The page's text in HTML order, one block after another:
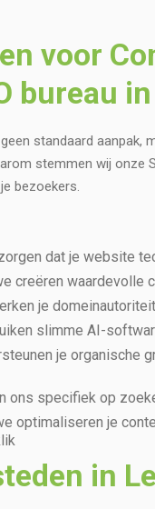
voor
bureau
standaard aanpak,
stemmen wij onze
bezoekers.
dat je website
creëren waardevolle
je
slimme AI-
je organische
ons specifiek op
optimaliseren je
in